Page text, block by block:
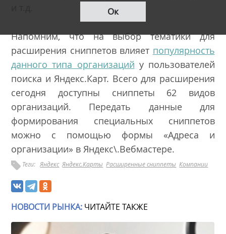
Напомним, что на выбор тематики для
расширения сниппетов влияет популярность
данного типа организаций у пользователей
поиска и Яндекс.Карт. Всего для расширения
сегодня доступны сниппеты 62 видов
организаций. Передать данные для
формирования специальных сниппетов
можно с помощью формы «Адреса и
организации» в Яндекс\.Вебмастере.
Теги: Яндекс Яндекс.Карты Расширенные сниппеты Компании
Ок
НОВОСТИ РЫНКА: ЧИТАЙТЕ ТАКЖЕ